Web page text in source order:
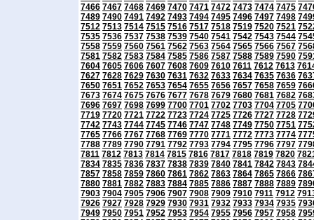
7466 7467 7468 7469 7470 7471 7472 7473 7474 7475
7489 7490 7491 7492 7493 7494 7495 7496 7497 7498
7512 7513 7514 7515 7516 7517 7518 7519 7520 7521
7535 7536 7537 7538 7539 7540 7541 7542 7543 7544
7558 7559 7560 7561 7562 7563 7564 7565 7566 7567
7581 7582 7583 7584 7585 7586 7587 7588 7589 7590
7604 7605 7606 7607 7608 7609 7610 7611 7612 7613
7627 7628 7629 7630 7631 7632 7633 7634 7635 7636
7650 7651 7652 7653 7654 7655 7656 7657 7658 7659
7673 7674 7675 7676 7677 7678 7679 7680 7681 7682
7696 7697 7698 7699 7700 7701 7702 7703 7704 7705
7719 7720 7721 7722 7723 7724 7725 7726 7727 7728
7742 7743 7744 7745 7746 7747 7748 7749 7750 7751
7765 7766 7767 7768 7769 7770 7771 7772 7773 7774
7788 7789 7790 7791 7792 7793 7794 7795 7796 7797
7811 7812 7813 7814 7815 7816 7817 7818 7819 7820
7834 7835 7836 7837 7838 7839 7840 7841 7842 7843
7857 7858 7859 7860 7861 7862 7863 7864 7865 7866
7880 7881 7882 7883 7884 7885 7886 7887 7888 7889
7903 7904 7905 7906 7907 7908 7909 7910 7911 7912
7926 7927 7928 7929 7930 7931 7932 7933 7934 7935
7949 7950 7951 7952 7953 7954 7955 7956 7957 7958